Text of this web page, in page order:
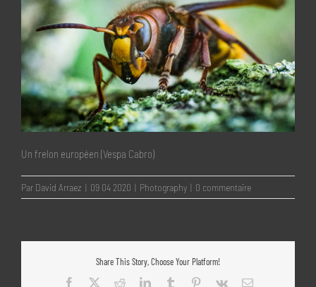
Un frelon européen (Vespa Cabro)
Par David Arraez 09 04 2020 Photography 0 commentaire
Share This Story, Choose Your Platform!
Facebook
RedditLinkedInTumblr Pinterest
Vk Email